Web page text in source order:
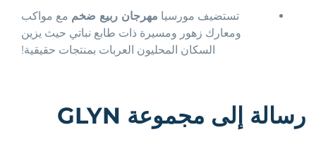
تستضيف مورسيا مهرجان ربيع ضخممع مواكب
ومعارك زهور ومسيرة ذات طابع نباتي حيث يزين
السكان المحليون العربات بمنتجات حقيقية!
رسالة إلى مجموعة GLYN